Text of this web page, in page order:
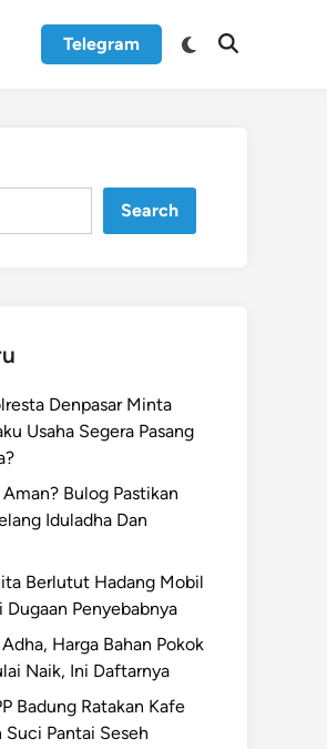
Telegram
Switch
Open
Search
Denpasar Minta
Usaha Segera Pasang
Bulog Pastikan
Iduladha Dan
Berlutut Hadang Mobil
Dugaan Penyebabnya
Harga Bahan Pokok
Naik, Ini Daftarnya
Badung Ratakan Kafe
Suci Pantai Seseh